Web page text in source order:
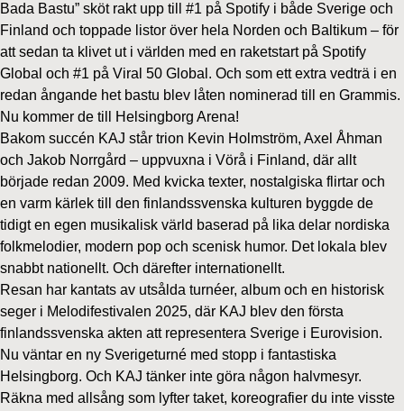
Bada Bastu” sköt rakt upp till #1 på Spotify i både Sverige och
Finland och toppade listor över hela Norden och Baltikum – för
att sedan ta klivet ut i världen med en raketstart på Spotify
Global och #1 på Viral 50 Global. Och som ett extra vedträ i en
redan ångande het bastu blev låten nominerad till en Grammis.
Nu kommer de till Helsingborg Arena!
Bakom succén KAJ står trion Kevin Holmström, Axel Åhman
och Jakob Norrgård – uppvuxna i Vörå i Finland, där allt
började redan 2009. Med kvicka texter, nostalgiska flirtar och
en varm kärlek till den finlandssvenska kulturen byggde de
tidigt en egen musikalisk värld baserad på lika delar nordiska
folkmelodier, modern pop och scenisk humor. Det lokala blev
snabbt nationellt. Och därefter internationellt.
Resan har kantats av utsålda turnéer, album och en historisk
seger i Melodifestivalen 2025, där KAJ blev den första
finlandssvenska akten att representera Sverige i Eurovision.
Nu väntar en ny Sverigeturné med stopp i fantastiska
Helsingborg. Och KAJ tänker inte göra någon halvmesyr.
Räkna med allsång som lyfter taket, koreografier du inte visste